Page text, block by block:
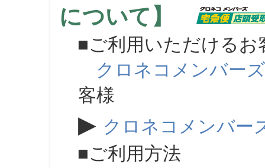
について】
■ご利用いただけるお
クロネコメンバーズ
客様
▶ クロネコメンバー
■ご利用方法